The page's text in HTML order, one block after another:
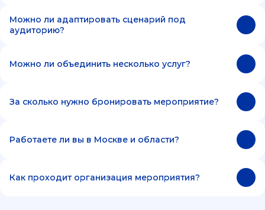
Можно ли адаптировать сценарий под
аудиторию?
Можно ли объединить несколько услуг?
За сколько нужно бронировать мероприятие?
Работаете ли вы в Москве и области?
Как проходит организация мероприятия?